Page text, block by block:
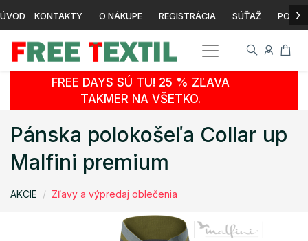
ÚVOD KONTAKTY O NÁKUPE REGISTRÁCIA SÚŤAŽ ›
FREE DAYS SÚ TU! 25 % ZĽAVA
TAKMER NA VŠETKO.
Pánska polokošeľa Collar up
Malfini premium
AKCIE Zľavy a výpredaj oblečenia